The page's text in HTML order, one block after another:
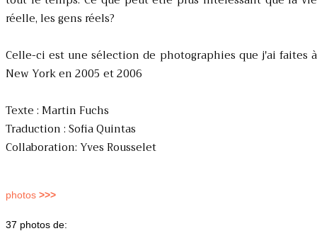
réelle, les gens réels?
Celle-ci est une sélection de photographies que j'ai faites à
New York en 2005 et 2006
Texte : Martin Fuchs
Traduction : Sofia Quintas
Collaboration: Yves Rousselet
photos >>>
37 photos de: